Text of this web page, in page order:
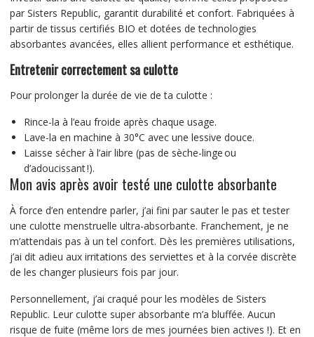
par Sisters Republic, garantit durabilité et confort. Fabriquées à
partir de tissus certifiés BIO et dotées de technologies
absorbantes avancées, elles allient performance et esthétique.
Entretenir correctement sa culotte
Pour prolonger la durée de vie de ta culotte :
Rince-la à l’eau froide après chaque usage.
Lave-la en machine à 30°C avec une lessive douce.
Laisse sécher à l’air libre (pas de sèche-linge ou
d’adoucissant !).
Mon avis après avoir testé une culotte absorbante
À force d’en entendre parler, j’ai fini par sauter le pas et tester
une culotte menstruelle ultra-absorbante. Franchement, je ne
m’attendais pas à un tel confort. Dès les premières utilisations,
j’ai dit adieu aux irritations des serviettes et à la corvée discrète
de les changer plusieurs fois par jour.
Personnellement, j’ai craqué pour les modèles de Sisters
Republic. Leur culotte super absorbante m’a bluffée. Aucun
risque de fuite (même lors de mes journées bien actives !). Et en